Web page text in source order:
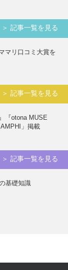
＞ 記事一覧を見る
マリ口コミ大賞を
＞ 記事一覧を見る
『otona MUSE
」掲載
＞ 記事一覧を見る
基礎知識